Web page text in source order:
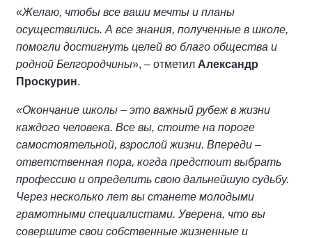
«Желаю, чтобы все ваши мечты и планы
осуществились. А все знания, полученные в школе,
помогли достигнуть целей во благо общества и
родной Белгородчины», – отметил Александр
Проскурин.
«Окончание школы – это важный рубеж в жизни
каждого человека. Все вы, стоите на пороге
самостоятельной, взрослой жизни. Впереди –
ответственная пора, когда предстоит выбрать
профессию и определить свою дальнейшую судьбу.
Через несколько лет вы станете молодыми
грамотными специалистами. Уверена, что вы
совершите свои собственные жизненные и